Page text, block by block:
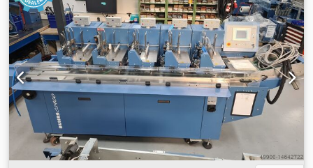
Alimentador de rotação a vácuo RF2 Servo (BB600 e BB700)
AS2 Alimentador de empurrar (BB600 e BB700) HF2
Alimentador de fricção a vácuo (BB600 e BB700) Pode ser
instalado numa máquina Buhrs W+D BB300 10K, BB600
14K e numa máquina Buhrs ITM BB700 14 e 16K. Todos os
alimentadores que vendemos são totalmente verificados e
todas as peças sobressalentes são substituídas, se
necessário. Gostaria de receber uma oferta? Por favor,
informe-nos, obrigado!